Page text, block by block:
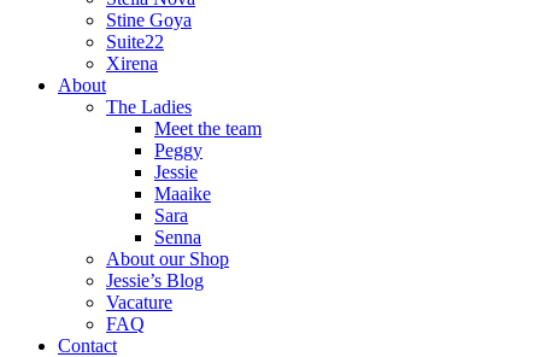
Stine Goya
Suite22
Xirena
About
The Ladies
Meet the team
Peggy
Jessie
Maaike
Sara
Senna
About our Shop
Jessie’s Blog
Vacature
FAQ
Contact